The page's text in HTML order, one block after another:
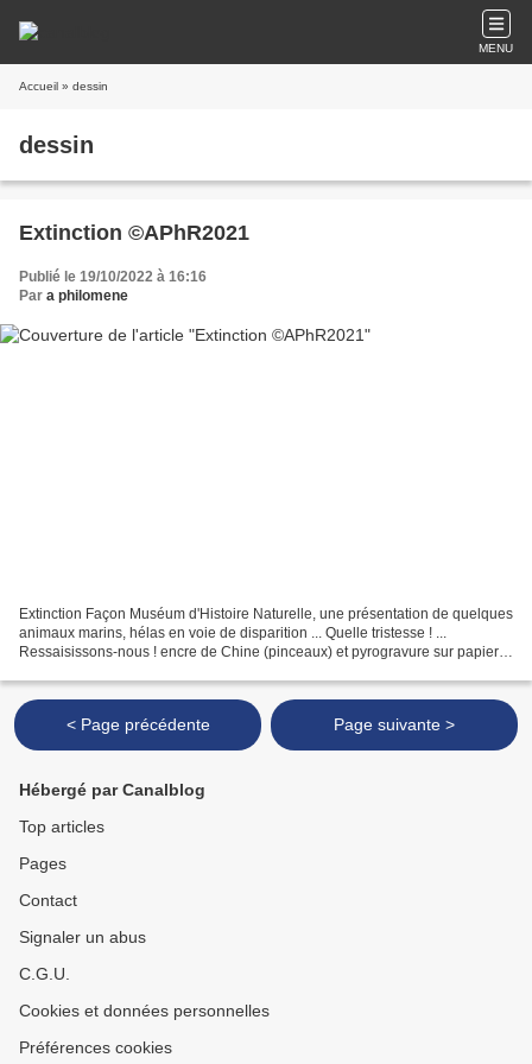
MENU
Accueil » dessin
dessin
Extinction ©APhR2021
Publié le 19/10/2022 à 16:16
Par a philomene
Extinction Façon Muséum d'Histoire Naturelle, une présentation de quelques
animaux marins, hélas en voie de disparition ... Quelle tristesse ! ...
Ressaisissons-nous ! encre de Chine (pinceaux) et pyrogravure sur papier
< Page précédente Page suivante >
Hébergé par Canalblog
Top articles
Pages
Contact
Signaler un abus
C.G.U.
Cookies et données personnelles
Préférences cookies